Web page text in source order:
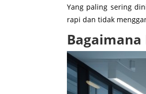
Yang paling sering
rapi dan tidak